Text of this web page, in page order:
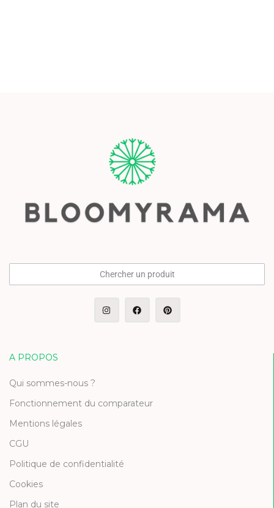
Chercher un produit
A PROPOS
Qui sommes-nous ?
Fonctionnement du comparateur
Mentions légales
CGU
Politique de confidentialité
Cookies
Plan du site